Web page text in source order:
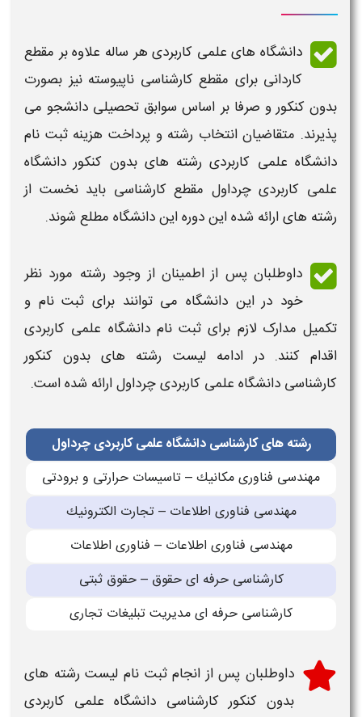
دانشگاه های علمی کاربردی هر ساله علاوه بر مقطع
کاردانیبرای مقطع کارشناسی ناپیوسته نیز بصورت
بدون کنکور و صرفا بر اساس سوابق تحصیلی دانشجو می
پذیرند. متقاضیان انتخاب رشته و پرداخت هزینه ثبت نام
دانشگاه علمی کاربردی رشته های بدون کنکور دانشگاه
علمی کاربردی چرداول مقطع کارشناسی باید نخست از
رشته های ارائه شده این دوره این دانشگاه مطلع شوند.
داوطلبان پس از اطمینان از وجود رشته مورد نظر
خود در این دانشگاه می توانند برای ثبت نام و
تکمیل مدارک لازم برای ثبت نام دانشگاه علمی کاربردی
اقدام کنند. در ادامهلیست رشته های بدون کنکور
کارشناسی دانشگاه علمی کاربردی چرداولارائه شده است.
رشته های کارشناسی دانشگاه علمی کاربردی چرداول
مهندسی فناوری مكانیك – تاسیسات حرارتی و برودتی
مهندسی فناوری اطلاعات – تجارت الكترونیك
مهندسی فناوری اطلاعات – فناوری اطلاعات
كارشناسی حرفه ای حقوق – حقوق ثبتی
كارشناسی حرفه ای مدیریت تبلیغات تجاری
داوطلبان پس از انجامثبت نام لیست رشته های
بدون کنکور کارشناسی دانشگاه علمی کاربردی